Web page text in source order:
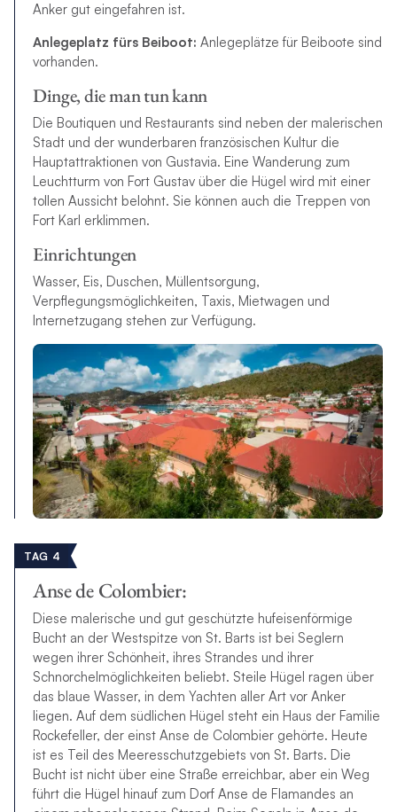
Anker gut eingefahren ist.
Anlegeplatz fürs Beiboot: Anlegeplätze für Beiboote sind
vorhanden.
Dinge, die man tun kann
Die Boutiquen und Restaurants sind neben der malerischen
Stadt und der wunderbaren französischen Kultur die
Hauptattraktionen von Gustavia. Eine Wanderung zum
Leuchtturm von Fort Gustav über die Hügel wird mit einer
tollen Aussicht belohnt. Sie können auch die Treppen von
Fort Karl erklimmen.
Einrichtungen
Wasser, Eis, Duschen, Müllentsorgung,
Verpflegungsmöglichkeiten, Taxis, Mietwagen und
Internetzugang stehen zur Verfügung.
TAG 4
Anse de Colombier:
Diese malerische und gut geschützte hufeisenförmige
Bucht an der Westspitze von St. Barts ist bei Seglern
wegen ihrer Schönheit, ihres Strandes und ihrer
Schnorchelmöglichkeiten beliebt. Steile Hügel ragen über
das blaue Wasser, in dem Yachten aller Art vor Anker
liegen. Auf dem südlichen Hügel steht ein Haus der Familie
Rockefeller, der einst Anse de Colombier gehörte. Heute
ist es Teil des Meeresschutzgebiets von St. Barts. Die
Bucht ist nicht über eine Straße erreichbar, aber ein Weg
führt die Hügel hinauf zum Dorf Anse de Flamandes an